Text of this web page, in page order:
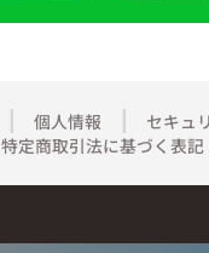
個人情報
セキュ
特定商取引法に基づく表記